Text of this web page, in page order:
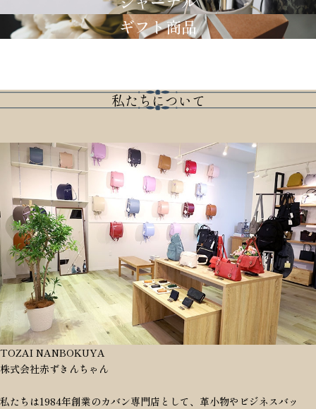
ギフト商品
私たちについて
TOZAI NANBOKUYA
株式会社赤ずきんちゃん
私たちは1984年創業のカバン専門店として、革小物やビジネスバッ